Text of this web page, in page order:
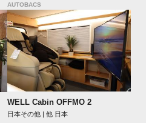
AUTOBACS
WELL Cabin OFFMO 2
日本その他 | 他 日本